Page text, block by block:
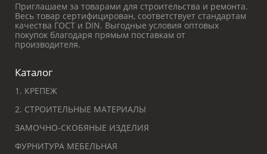
Приглашаем за товарами для строительства и ремонта.
Весь товар сертифицирован, соответствует стандартам
качества ГОСТ и DIN. Выгодные условия оптовых
покупок благодаря прямым поставкам от
производителя.
Каталог
1. КРЕПЕЖ
2. СТРОИТЕЛЬНЫЕ МАТЕРИАЛЫ
ЗАМОЧНО-СКОБЯНЫЕ ИЗДЕЛИЯ
ФУРНИТУРА МЕБЕЛЬНАЯ